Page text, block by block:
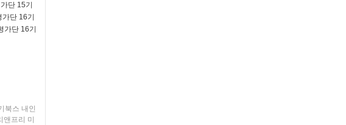
단 15기
단 16기
가단 16기
북스 내인
앤프리 미